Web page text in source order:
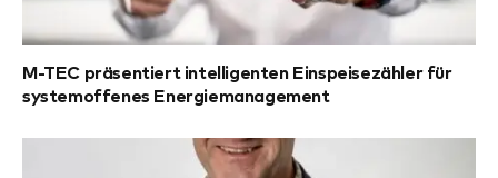
M-TEC präsentiert intelligenten Einspeisezähler für
systemoffenes Energiemanagement